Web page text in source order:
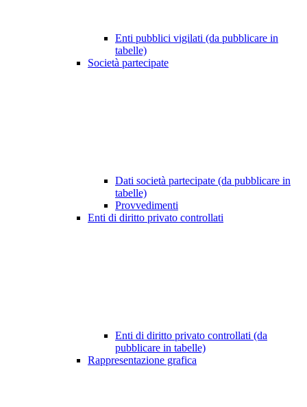
Enti pubblici vigilati (da pubblicare in
tabelle)
Società partecipate
Dati società partecipate (da pubblicare in
tabelle)
Provvedimenti
Enti di diritto privato controllati
Enti di diritto privato controllati (da
pubblicare in tabelle)
Rappresentazione grafica